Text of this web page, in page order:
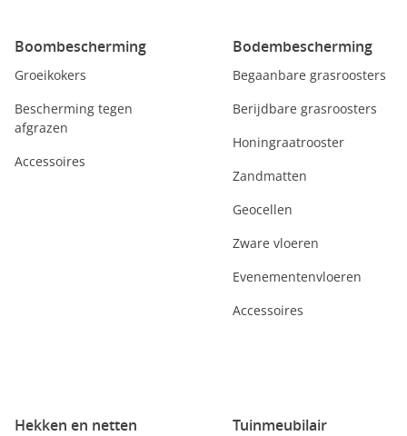
Boombescherming
Groeikokers
Bescherming tegen
afgrazen
Accessoires
Bodembescherming
Begaanbare grasroosters
Berijdbare grasroosters
Honingraatrooster
Zandmatten
Geocellen
Zware vloeren
Evenementenvloeren
Accessoires
Hekken en netten Tuinmeubilair